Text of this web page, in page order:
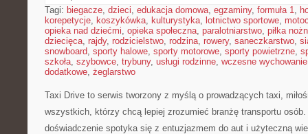
Tagi: biegacze, dzieci, edukacja domowa, egzaminy, formuła 1,
korepetycje, koszykówka, kulturystyka, lotnictwo sportowe,
opieka nad dziećmi, opieka społeczna, paralotniarstwo, piłka
dziecięca, rajdy, rodzicielstwo, rodzina, rowery, saneczkarstwo,
snowboard, sporty halowe, sporty motorowe, sporty powietrzne,
szkoła, szybowce, trybuny, usługi rodzinne, wczesne wychowanie
dodatkowe, żeglarstwo
Taxi Drive to serwis tworzony z myślą o prowadzących taxi,
wszystkich, którzy chcą lepiej zrozumieć branżę transportu
doświadczenie spotyka się z entuzjazmem do aut i użyteczną